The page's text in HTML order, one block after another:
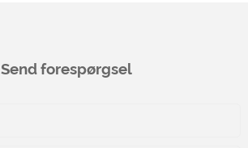
Send forespørgsel